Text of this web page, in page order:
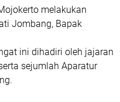
melakukan
Jombang, Bapak
ini dihadiri oleh jajaran
sejumlah Aparatur